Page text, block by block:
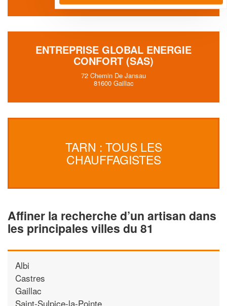
ENTREPRISE GLOBAL ENERGIE
CONFORT (SAS)
72 Chemin De Jansau
81600 Gaillac
TARN : TOUS LES
CHAUFFAGISTES
Affiner la recherche d’un artisan dans
les principales villes du 81
Albi
Castres
Gaillac
Saint-Sulpice-la-Pointe